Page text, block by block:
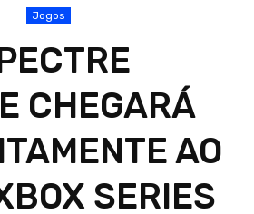
Jogos
CHEGARÁ
AO
SERIES